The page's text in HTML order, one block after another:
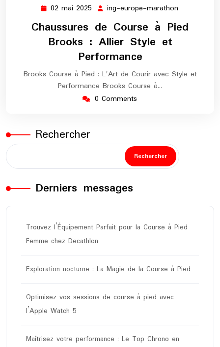
02 mai 2025 02
mai
2025
ing-europe-marathon
europe-
marathon
Chaussures de Course à Pied
Brooks : Allier Style et
Performance
Brooks Course à Pied : L'Art de Courir avec Style et
Performance Brooks Course à…
0 Comments
Rechercher
Rechercher
Derniers messages
Trouvez l’Équipement Parfait pour la Course à Pied
Femme chez Decathlon
Exploration nocturne : La Magie de la Course à Pied
Optimisez vos sessions de course à pied avec
l’Apple Watch 5
Maîtrisez votre performance : Le Top Chrono en